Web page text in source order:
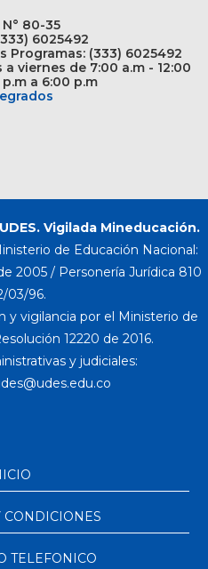
N° 80-35
6025492
Programas: (333) 6025492
viernes de 7:00 a.m - 12:00
a 6:00 p.m
Vigilada Mineducación.
de Educación Nacional:
2005 / Personería Jurídica 810
03/96.
y vigilancia por el Ministerio de
12220 de 2016.
y judiciales:
CONDICIONES
TELEFONICO